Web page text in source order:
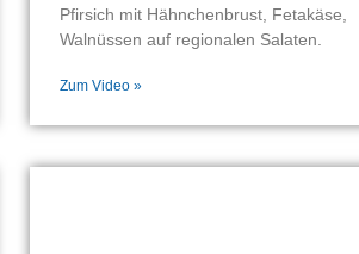
Pfirsich mit Hähnchenbrust, Fetakäse,
Walnüssen auf regionalen Salaten.
Zum Video »